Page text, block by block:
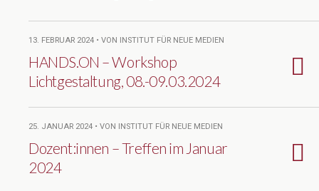
13. FEBRUAR 2024 • VON INSTITUT FÜR NEUE MEDIEN
HANDS.ON – Workshop
Lichtgestaltung, 08.-09.03.2024
25. JANUAR 2024 • VON INSTITUT FÜR NEUE MEDIEN
Dozent:innen – Treffen im Januar
2024